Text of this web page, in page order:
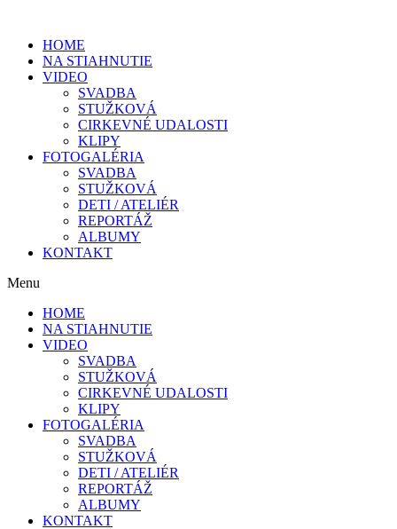
HOME
NA STIAHNUTIE
VIDEO
SVADBA
STUŽKOVÁ
CIRKEVNÉ UDALOSTI
KLIPY
FOTOGALÉRIA
SVADBA
STUŽKOVÁ
DETI / ATELIÉR
REPORTÁŽ
ALBUMY
KONTAKT
Menu
HOME
NA STIAHNUTIE
VIDEO
SVADBA
STUŽKOVÁ
CIRKEVNÉ UDALOSTI
KLIPY
FOTOGALÉRIA
SVADBA
STUŽKOVÁ
DETI / ATELIÉR
REPORTÁŽ
ALBUMY
KONTAKT